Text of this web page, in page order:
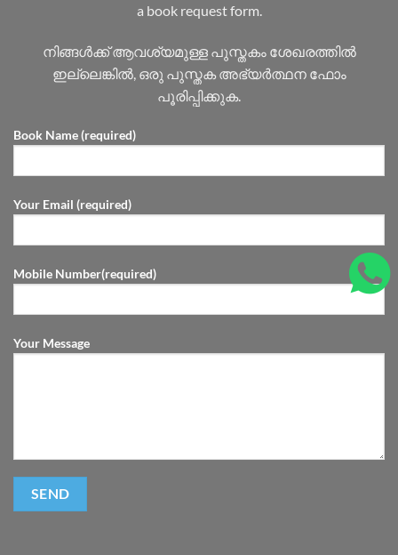
a book request form.
നിങ്ങൾക്ക് ആവശ്യമുള്ള പുസ്തകം ശേഖരത്തിൽ
ഇല്ലെങ്കിൽ, ഒരു പുസ്തക അഭ്യർത്ഥന ഫോം
പൂരിപ്പിക്കുക.
Book Name (required)
Your Email (required)
Mobile Number(required)
Your Message